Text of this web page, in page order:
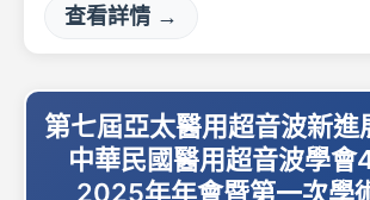
查看詳情 →
第七屆亞太醫用超音波新進
中華民國醫用超音波學會
2025年年會暨第一次學